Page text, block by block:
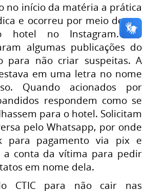
no início da matéria a prática
e ocorreu por meio de um
hotel no Instagram. Os
algumas publicações do
para não criar suspeitas. A
em uma letra no nome
Quando acionados por
respondem como se
para o hotel. Solicitam
pelo Whatsapp, por onde
para pagamento via pix e
a conta da vítima para pedir
em nome dela.
CTIC para não cair nas